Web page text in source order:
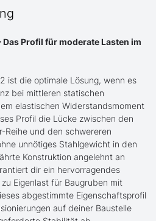
Profil für moderate Lasten im
ist die optimale Lösung, wenn es
bei mittleren statischen
elastischen Widerstandsmoment
Profil die Lücke zwischen den
Reihe und den schwereren
unnötiges Stahlgewicht in den
Konstruktion angelehnt an
dir ein hervorragendes
Eigenlast für Baugruben mit
abgestimmte Eigenschaftsprofil
auf deiner Baustelle